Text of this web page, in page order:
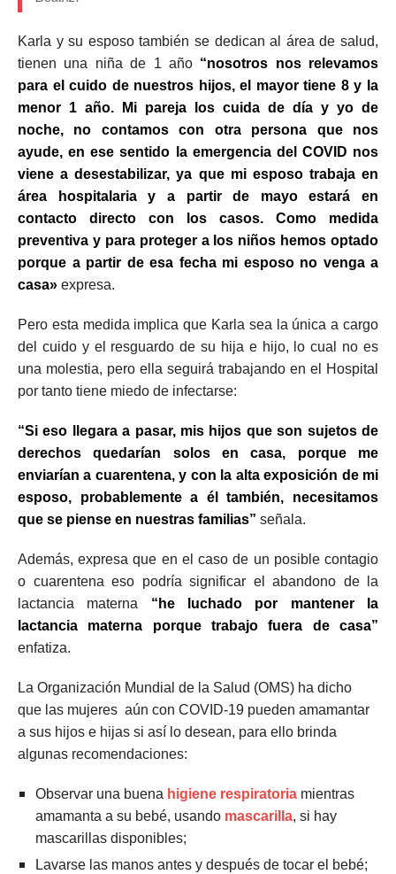
Karla y su esposo también se dedican al área de salud,
tienen una niña de 1 año “nosotros nos relevamos
para el cuido de nuestros hijos, el mayor tiene 8 y la
menor 1 año. Mi pareja los cuida de día y yo de
noche, no contamos con otra persona que nos
ayude, en ese sentido la emergencia del COVID nos
viene a desestabilizar, ya que mi esposo trabaja en
área hospitalaria y a partir de mayo estará en
contacto directo con los casos. Como medida
preventiva y para proteger a los niños hemos optado
porque a partir de esa fecha mi esposo no venga a
casa» expresa.
Pero esta medida implica que Karla sea la única a cargo
del cuido y el resguardo de su hija e hijo, lo cual no es
una molestia, pero ella seguirá trabajando en el Hospital
por tanto tiene miedo de infectarse:
“Si eso llegara a pasar, mis hijos que son sujetos de
derechos quedarían solos en casa, porque me
enviarían a cuarentena, y con la alta exposición de mi
esposo, probablemente a él también, necesitamos
que se piense en nuestras familias” señala.
Además, expresa que en el caso de un posible contagio
o cuarentena eso podría significar el abandono de la
lactancia materna “he luchado por mantener la
lactancia materna porque trabajo fuera de casa”
enfatiza.
La Organización Mundial de la Salud (OMS) ha dicho
que las mujeres aún con COVID-19 pueden amamantar
a sus hijos e hijas si así lo desean, para ello brinda
algunas recomendaciones:
Observar una buena higiene respiratoria mientras
amamanta a su bebé, usando mascarilla, si hay
mascarillas disponibles;
Lavarse las manos antes y después de tocar el bebé;